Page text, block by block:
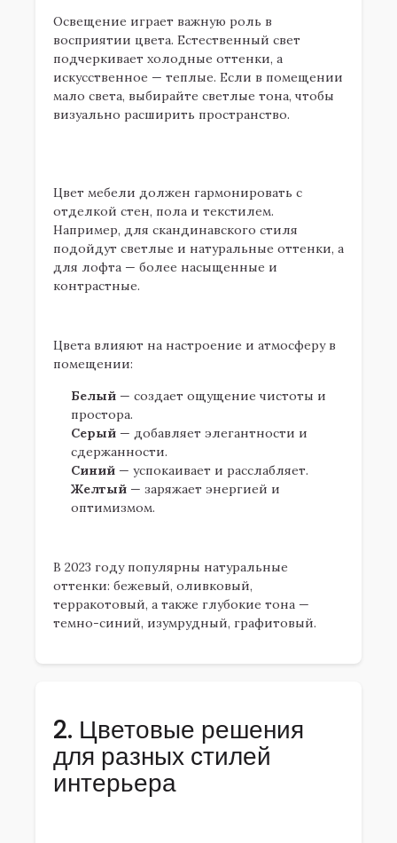
Освещение играет важную роль в
восприятии цвета. Естественный свет
подчеркивает холодные оттенки, а
искусственное — теплые. Если в помещении
мало света, выбирайте светлые тона, чтобы
визуально расширить пространство.
Цвет мебели должен гармонировать с
отделкой стен, пола и текстилем.
Например, для скандинавского стиля
подойдут светлые и натуральные оттенки, а
для лофта — более насыщенные и
контрастные.
Цвета влияют на настроение и атмосферу в
помещении:
Белый — создает ощущение чистоты и
простора.
Серый — добавляет элегантности и
сдержанности.
Синий — успокаивает и расслабляет.
Желтый — заряжает энергией и
оптимизмом.
В 2023 году популярны натуральные
оттенки: бежевый, оливковый,
терракотовый, а также глубокие тона —
темно-синий, изумрудный, графитовый.
2. Цветовые решения
для разных стилей
интерьера